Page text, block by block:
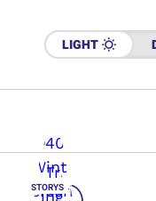
LIGHT
STORYS